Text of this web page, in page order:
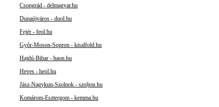
Csongrád - delmagyar.hu
Dunaújváros - duol.hu
Fejér - feol.hu
Győr-Moson-Sopron - kisalfold.hu
Hajdú-Bihar - haon.hu
Heves - heol.hu
Jász-Nagykun-Szolnok - szoljon.hu
Komárom-Esztergom - kemma.hu